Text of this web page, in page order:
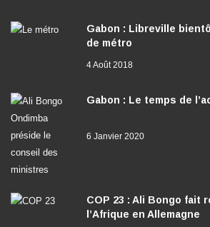
Gabon : Libreville
de métro
4 Août 2018
Gabon : Le temps de
6 Janvier 2020
COP 23 : Ali Bongo fait
l’Afrique en Allemagne